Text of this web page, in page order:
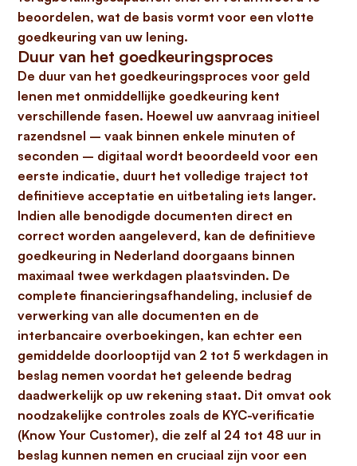
beoordelen, wat de basis vormt voor een vlotte
goedkeuring van uw lening.
Duur van het goedkeuringsproces
De duur van het goedkeuringsproces voor geld
lenen met onmiddellijke goedkeuring kent
verschillende fasen. Hoewel uw aanvraag initieel
razendsnel – vaak binnen enkele minuten of
seconden – digitaal wordt beoordeeld voor een
eerste indicatie, duurt het volledige traject tot
definitieve acceptatie en uitbetaling iets langer.
Indien alle benodigde documenten direct en
correct worden aangeleverd, kan de definitieve
goedkeuring in Nederland doorgaans binnen
maximaal twee werkdagen plaatsvinden. De
complete financieringsafhandeling, inclusief de
verwerking van alle documenten en de
interbancaire overboekingen, kan echter een
gemiddelde doorlooptijd van 2 tot 5 werkdagen in
beslag nemen voordat het geleende bedrag
daadwerkelijk op uw rekening staat. Dit omvat ook
noodzakelijke controles zoals de KYC-verificatie
(Know Your Customer), die zelf al 24 tot 48 uur in
beslag kunnen nemen en cruciaal zijn voor een